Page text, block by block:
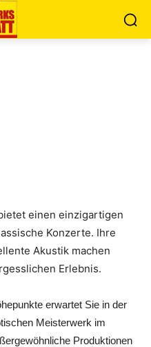
einen einzigartigen
Konzerte. Ihre
Akustik machen
Erlebnis.
erwartet Sie in der
Meisterwerk im
Produktionen